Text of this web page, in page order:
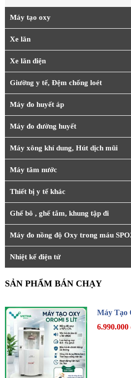
Máy tạo oxy
Xe lăn
Xe lăn điện
Giường y tế, Đệm chống loét
Máy đo huyết áp
Máy đo đường huyết
Máy xông khí dung, Hút dịch mũi
Máy tăm nước
Thiết bị y tế khác
Ghế bô , ghế tắm, khung tập đi
Máy đo nồng độ Oxy trong máu
Nhiệt kế điện tử
SẢN PHẨM BÁN CHẠY
Máy Tạo
6.990.000